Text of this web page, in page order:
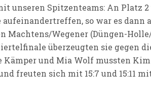
unseren Spitzenteams: An Platz
so war es dann
Machtens/Wegener (Düngen-
überzeugten sie gegen
Kämper und Mia Wolf mussten
freuten sich mit 15:7 und 15:11